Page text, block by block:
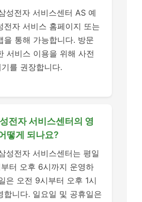
성전자 서비스센터 AS 예
전자 서비스 홈페이지 또는
을 통해 가능합니다. 방문
서비스 이용을 위해 사전
를 권장합니다.
전자 서비스센터의 영
떻게 되나요?
성전자 서비스센터는 평일
터 오후 6시까지 운영하
은 오전 9시부터 오후 1시
합니다. 일요일 및 공휴일은